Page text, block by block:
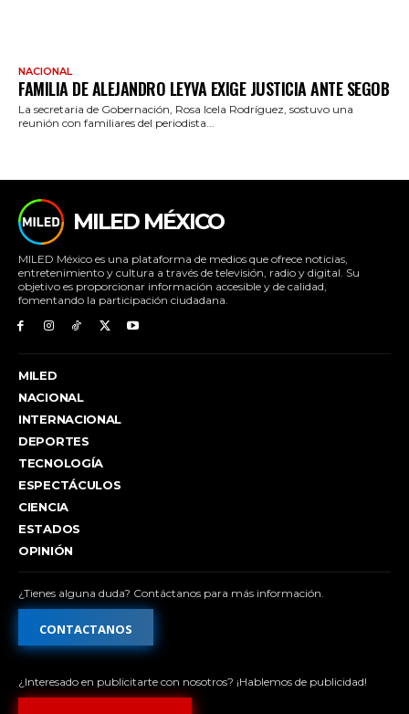
NACIONAL
FAMILIA DE ALEJANDRO LEYVA EXIGE JUSTICIA ANTE SEGOB
La secretaria de Gobernación, Rosa Icela Rodríguez, sostuvo una
reunión con familiares del periodista...
MILED MÉXICO
MILED México es una plataforma de medios que ofrece noticias,
entretenimiento y cultura a través de televisión, radio y digital. Su
objetivo es proporcionar información accesible y de calidad,
fomentando la participación ciudadana.
MILED
NACIONAL
INTERNACIONAL
DEPORTES
TECNOLOGÍA
ESPECTÁCULOS
CIENCIA
ESTADOS
OPINIÓN
¿Tienes alguna duda? Contáctanos para más información.
CONTACTANOS
¿Interesado en publicitarte con nosotros? ¡Hablemos de publicidad!